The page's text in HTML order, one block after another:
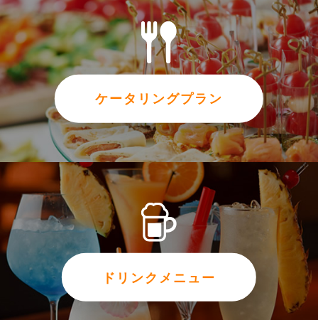
ケータリングプラン
ドリンクメニュー